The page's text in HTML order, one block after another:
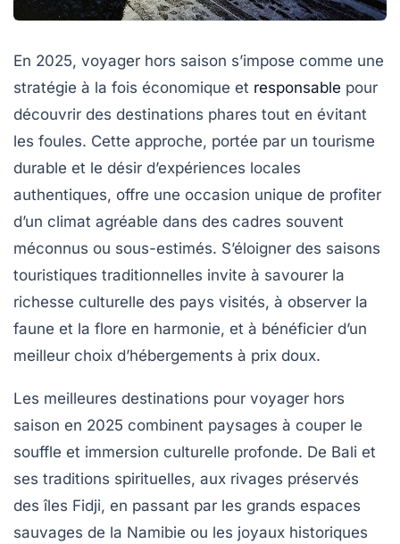
En 2025, voyager hors saison s’impose comme une
stratégie à la fois économique et responsable pour
découvrir des destinations phares tout en évitant
les foules. Cette approche, portée par un tourisme
durable et le désir d’expériences locales
authentiques, offre une occasion unique de profiter
d’un climat agréable dans des cadres souvent
méconnus ou sous-estimés. S’éloigner des saisons
touristiques traditionnelles invite à savourer la
richesse culturelle des pays visités, à observer la
faune et la flore en harmonie, et à bénéficier d’un
meilleur choix d’hébergements à prix doux.
Les meilleures destinations pour voyager hors
saison en 2025 combinent paysages à couper le
souffle et immersion culturelle profonde. De Bali et
ses traditions spirituelles, aux rivages préservés
des îles Fidji, en passant par les grands espaces
sauvages de la Namibie ou les joyaux historiques